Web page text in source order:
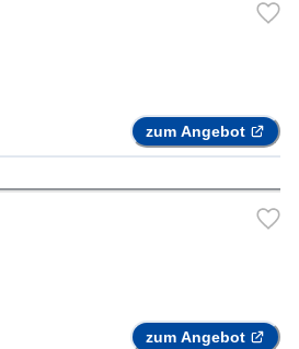
zum Angebot
zum Angebot